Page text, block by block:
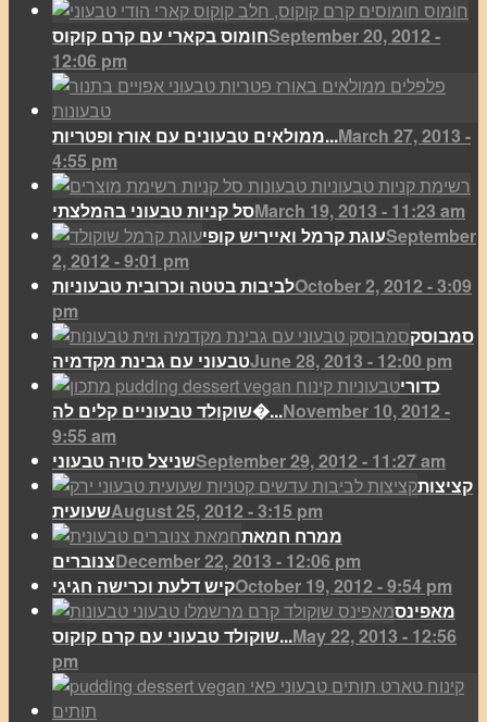
חומוס בקארי עם קרם קוקוסSeptember 20, 2012 -
12:06 pm
ממולאים טבעונים עם אורז ופטריות...March 27, 2013 -
4:55 pm
סל קניות טבעוני בהמלצתיMarch 19, 2013 - 11:23 am
עוגת קרמל ואייריש קופיSeptember
2, 2012 - 9:01 pm
לביבות בטטה וכרובית טבעוניותOctober 2, 2012 - 3:09
pm
סמבוסק
טבעוני עם גבינת מקדמיהJune 28, 2013 - 12:00 pm
כדורי
שוקולד טבעוניים קלים לה�...November 10, 2012 -
9:55 am
שניצל סויה טבעוניSeptember 29, 2012 - 11:27 am
קציצות
שעועיתAugust 25, 2012 - 3:15 pm
ממרח חמאת
צנובריםDecember 22, 2013 - 12:06 pm
קיש דלעת וכרישה חגיגיOctober 19, 2012 - 9:54 pm
מאפינס
שוקולד טבעוני עם קרם קוקוס...May 22, 2013 - 12:56
pm